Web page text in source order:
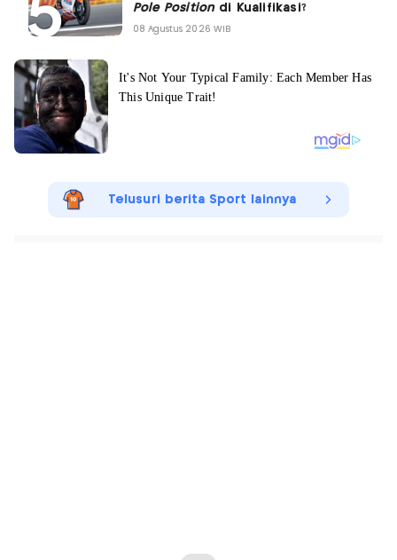
Pole Positiondi Kualifikasi?
08 Agustus 2026 WIB
Telusuri berita Sport lainnya